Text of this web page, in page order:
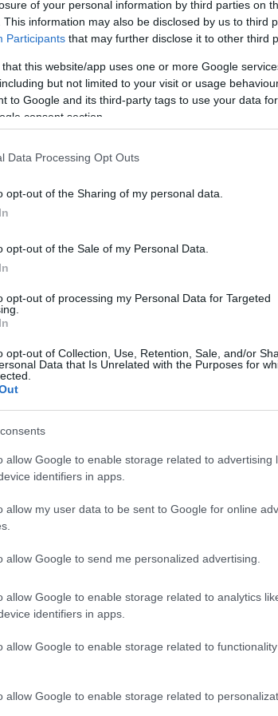
of your personal information by third parties on
This information may also be disclosed by us to third
Participants that may further disclose it to other third
that this website/app uses one or more Google
but not limited to your visit or usage
to Google and its third-party tags to use your data
consent section.
Data Processing Opt Outs
opt-out of the Sharing of my personal data.
opt-out of the Sale of my Personal Data.
opt-out of processing my Personal Data for Targeted
opt-out of Collection, Use, Retention, Sale, and/or
Data that Is Unrelated with the Purposes for
allow Google to enable storage related to advertising
identifiers in apps.
allow my user data to be sent to Google for online
allow Google to send me personalized advertising.
allow Google to enable storage related to analytics
identifiers in apps.
allow Google to enable storage related to
allow Google to enable storage related to
chiuse al pubblico. Questo progetto,
a varcare le soglie di residenze
arte e musica.
potranno partecipare a visite guidate
ogni appuntamento un’esperienza
storia unica, e grazie alla presenza di
Come sottolineato da
l’iniziativa mira a restituire alla
condivisa.
di Palazzo San Carlo a Santa
dedicata alla lirica napoletana. L’1 e il
Goti aprirà le sue porte, raccontando la